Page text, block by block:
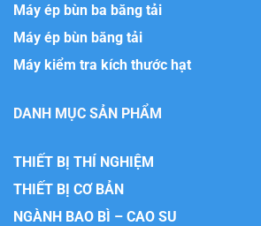
Máy ép bùn ba băng tải
Máy ép bùn băng tải
Máy kiểm tra kích thước hạt
DANH MỤC SẢN PHẨM
THIẾT BỊ THÍ NGHIỆM
THIẾT BỊ CƠ BẢN
NGÀNH BAO BÌ – CAO SU